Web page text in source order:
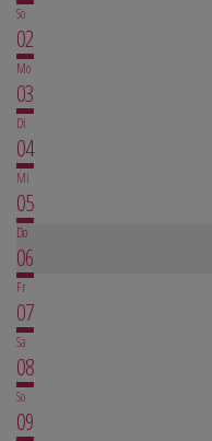
So
02
Mo
03
Di
04
Mi
05
Do
06
Fr
07
Sa
08
So
09